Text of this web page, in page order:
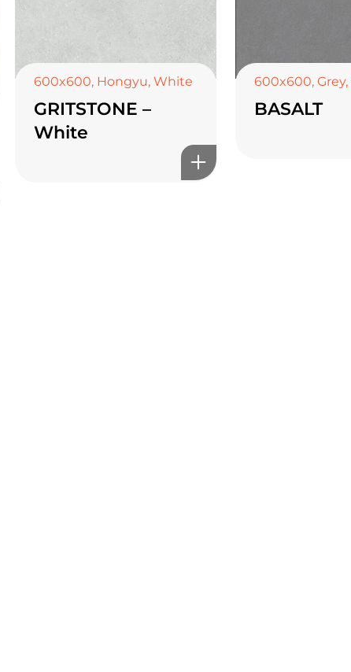
600x600, Hongyu, White
GRITSTONE –
White
600x600, Grey,
BASALT